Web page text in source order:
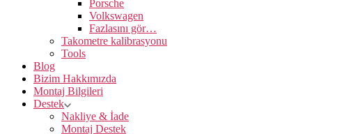
Porsche
Volkswagen
Fazlasını gör…
Takometre kalibrasyonu
Tools
Blog
Bizim Hakkımızda
Montaj Bilgileri
Destek
Nakliye & İade
Montaj Destek